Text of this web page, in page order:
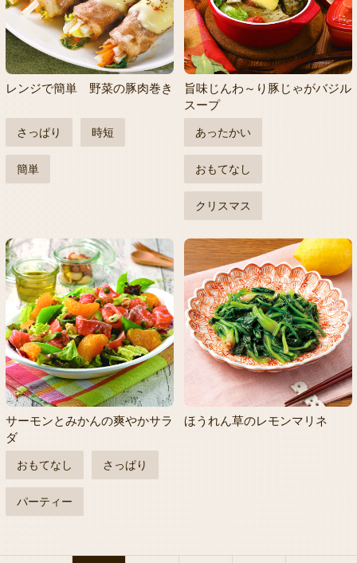
レンジで簡単 野菜の豚肉巻き
さっぱり 時短
簡単
旨味じんわ～り豚じゃがバジル
スープ
あったかい
おもてなし
クリスマス
サーモンとみかんの爽やかサラ
ダ
おもてなし さっぱり
パーティー
ほうれん草のレモンマリネ